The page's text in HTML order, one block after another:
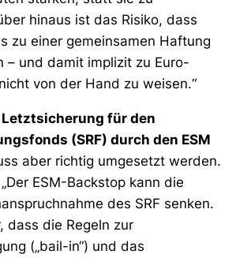
hinaus ist das Risiko, dass
zu einer gemeinsamen Haftung
– und damit implizit zu Euro-
von der Hand zu weisen.“
für den
(SRF) durch den ESM
aber richtig umgesetzt werden.
ESM-Backstop kann die
des SRF senken.
dass die Regeln zur
(„bail-in“) und das